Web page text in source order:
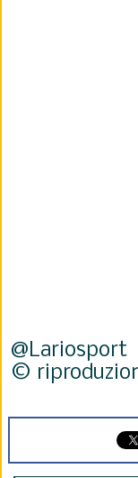
@Lariosport
©